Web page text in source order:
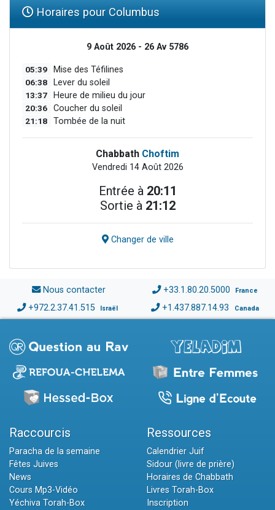
Horaires pour Columbus
9 Août 2026 - 26 Av 5786
05:39 Mise des Téfilines
06:38 Lever du soleil
13:37 Heure de milieu du jour
20:36 Coucher du soleil
21:18 Tombée de la nuit
Chabbath Choftim
Vendredi 14 Août 2026
Entrée à 20:11
Sortie à 21:12
Changer de ville
Nous contacter +33.1.80.20.5000 France
+972.2.37.41.515 Israël +1.437.887.14.93 Canada
Raccourcis
Paracha de la semaine
Fêtes Juives
News
Cours Mp3-Vidéo
Yéchiva Torah-Box
Ressources
Calendrier Juif
Sidour (livre de prière)
Horaires de Chabbath
Livres Torah-Box
Inscription